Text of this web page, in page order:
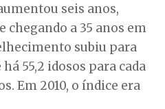
seis anos,
chegando a 35 anos em
subiu para
55,2 idosos para cada
Em 2010, o índice era